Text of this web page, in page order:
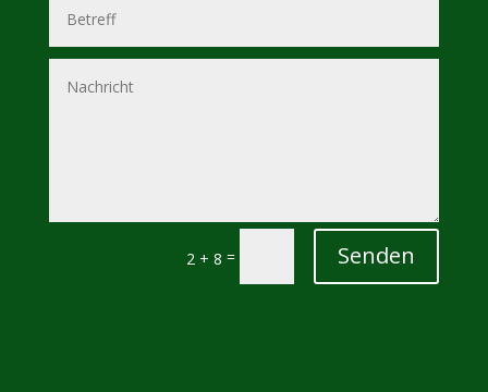
2 + 8 = Senden